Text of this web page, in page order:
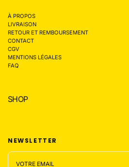
À PROPOS
LIVRAISON
RETOUR ET REMBOURSEMENT
CONTACT
CGV
MENTIONS LÉGALES
FAQ
SHOP
NEWSLETTER
EMAIL